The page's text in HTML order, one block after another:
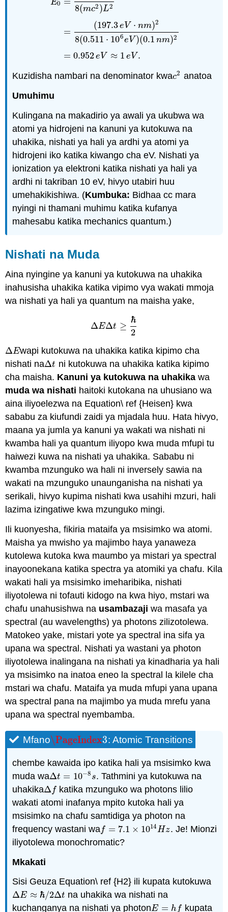
E0 8(mc2)L2
=
(197.3eV ⋅ nm)2
8(0.511 ⋅ 106eV )(0.1 nm)2
= 0.952eV ≈ 1 eV .
(mc2)L2= (197.3e
Kuzidisha nambari na denominator kwac2
c2 anatoa
Umuhimu
Kulingana na makadirio ya awali ya ukubwa wa
atomi ya hidrojeni na kanuni ya kutokuwa na
uhakika, nishati ya hali ya ardhi ya atomi ya
hidrojeni iko katika kiwango cha eV. Nishati ya
ionization ya elektroni katika nishati ya hali ya
ardhi ni takriban 10 eV, hivyo utabiri huu
umehakikishiwa. (Kumbuka: Bidhaa cc mara
nyingi ni thamani muhimu katika kufanya
mahesabu katika mechanics quantum.)
Nishati na Muda
Aina nyingine ya kanuni ya kutokuwa na uhakika
inahusisha uhakika katika vipimo vya wakati mmoja
wa nishati ya hali ya quantum na maisha yake,
ΔEΔt ≥
ℏ
2
ΔEΔt ≥ℏ 2
ΔE
ΔE wapi kutokuwa na uhakika katika kipimo cha
nishati naΔt
Δt ni kutokuwa na uhakika katika kipimo
cha maisha. Kanuni ya kutokuwa na uhakika wa
muda wa nishati haitoki kutokana na uhusiano wa
aina iliyoelezwa na Equation\ ref {Heisen} kwa
sababu za kiufundi zaidi ya mjadala huu. Hata hivyo,
maana ya jumla ya kanuni ya wakati wa nishati ni
kwamba hali ya quantum iliyopo kwa muda mfupi tu
haiwezi kuwa na nishati ya uhakika. Sababu ni
kwamba mzunguko wa hali ni inversely sawia na
wakati na mzunguko unaunganisha na nishati ya
serikali, hivyo kupima nishati kwa usahihi mzuri, hali
lazima izingatiwe kwa mzunguko mingi.
Ili kuonyesha, fikiria mataifa ya msisimko wa atomi.
Maisha ya mwisho ya majimbo haya yanaweza
kutolewa kutoka kwa maumbo ya mistari ya spectral
inayoonekana katika spectra ya atomiki ya chafu. Kila
wakati hali ya msisimko imeharibika, nishati
iliyotolewa ni tofauti kidogo na kwa hiyo, mstari wa
chafu unahusishwa na usambazaji wa masafa ya
spectral (au wavelengths) ya photons zilizotolewa.
Matokeo yake, mistari yote ya spectral ina sifa ya
upana wa spectral. Nishati ya wastani ya photon
iliyotolewa inalingana na nishati ya kinadharia ya hali
ya msisimko na inatoa eneo la spectral la kilele cha
mstari wa chafu. Mataifa ya muda mfupi yana upana
wa spectral pana na majimbo ya muda mrefu yana
upana wa spectral nyembamba.
Mfano\PageIndex3
\PageIndex3: Atomic Transitions
chembe kawaida ipo katika hali ya msisimko kwa
muda waΔt = 10−8s
Δt=10−8s
. Tathmini ya kutokuwa na
uhakikaΔf
Δf
katika mzunguko wa photons lilio
wakati atomi inafanya mpito kutoka hali ya
msisimko na chafu samtidiga ya photon na
frequency wastani waf = 7.1 × 1014Hz
f= 7.1×1014Hz
. Je! Mionzi
iliyotolewa monochromatic?
Mkakati
Sisi Geuza Equation\ ref {H2} ili kupata kutokuwa
ΔE ≈ ℏ/2Δt
ΔE≈ ℏ/ 2Δt
na uhakika wa nishati na
kuchanganya na nishati ya photonE = h f
E=h kupata